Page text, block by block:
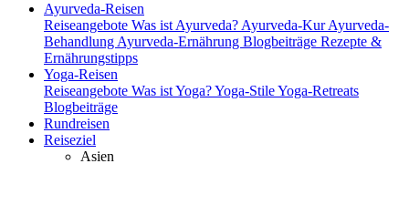
Ayurveda-Reisen
Reiseangebote Was ist Ayurveda? Ayurveda-KurAyurveda-
Behandlung Ayurveda-Ernährung Blogbeiträge Rezepte &
Ernährungstipps
Yoga-Reisen
Reiseangebote Was ist Yoga?Yoga-StileYoga-Retreats
Blogbeiträge
Rundreisen
Reiseziel
Asien